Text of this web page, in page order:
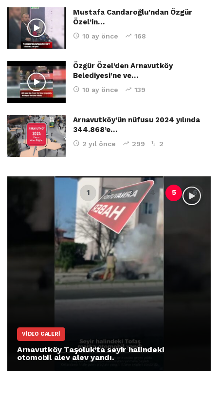
Mustafa Candaroğlu’ndan Özgür
Özel’in…
10 ay önce 168
Özgür Özel’den Arnavutköy
Belediyesi’ne ve…
10 ay önce 139
Arnavutköy’ün nüfusu 2024 yılında
344.868’e…
2 yıl önce 299 2
VIDEO GALERI
Arnavutköy Taşoluk’ta seyir halindeki
otomobil alev alev yandı.